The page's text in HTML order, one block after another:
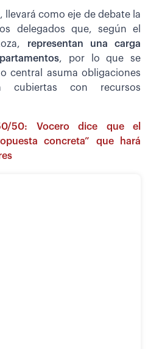
como eje de debate la
delegados que, según el
representan una carga
, por lo que se
central asuma obligaciones
cubiertas con recursos
50: Vocero dice que el
concreta” que hará